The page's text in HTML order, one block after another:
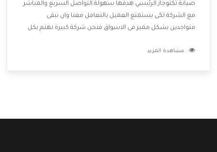
صيانة تكنوجاز الرئيسي هدفها سهولة التواصل السريع والمباشر
مع الشركة لكى يستمتع العميل بالتعامل معنا وان نبقى
متواجدين بشكل مميز فى الاسواق فنحن شركة كبيرة نهتم بكل
الشركة بها والتى تكون منها خدمة الصيانة التى تكون من أهم
مشاهدة المزيد